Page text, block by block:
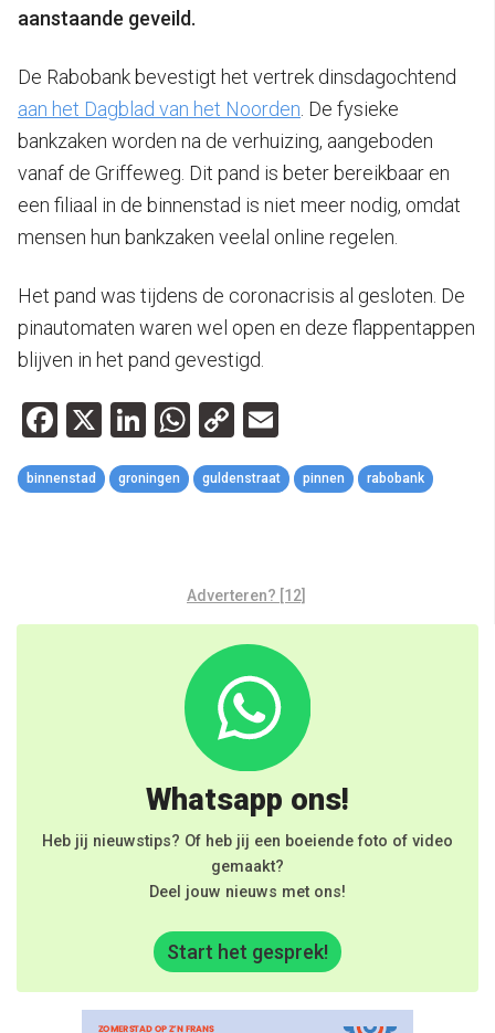
aanstaande geveild.
De Rabobank bevestigt het vertrek dinsdagochtend
aan het Dagblad van het Noorden. De fysieke
bankzaken worden na de verhuizing, aangeboden
vanaf de Griffeweg. Dit pand is beter bereikbaar en
een filiaal in de binnenstad is niet meer nodig, omdat
mensen hun bankzaken veelal online regelen.
Het pand was tijdens de coronacrisis al gesloten. De
pinautomaten waren wel open en deze flappentappen
blijven in het pand gevestigd.
Facebook
X LinkedIn
WhatsApp
Copy
Link
binnenstad groningen guldenstraat pinnen rabobank
Adverteren? [12]
Whatsapp ons!
Heb jij nieuwstips? Of heb jij een boeiende foto of video
gemaakt?
Deel jouw nieuws met ons!
Start het gesprek!